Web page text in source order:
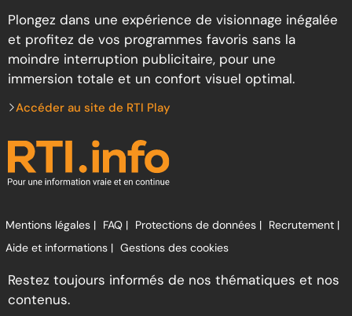
Plongez dans une expérience de visionnage inégalée
et profitez de vos programmes favoris sans la
moindre interruption publicitaire, pour une
immersion totale et un confort visuel optimal.
Accéder au site de RTI Play
Mentions légales | FAQ | Protections de données | Recrutement |
Aide et informations | Gestions des cookies
Restez toujours informés de nos thématiques et nos
contenus.